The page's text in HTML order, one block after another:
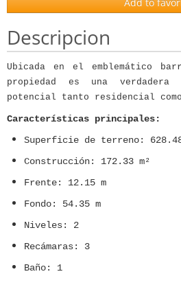
Descripcion
Ubicada en el emblemático
propiedad es una
potencial tanto residencial
Características principales:
Superficie de terreno: 628.48
Construcción: 172.33 m²
Frente: 12.15 m
Fondo: 54.35 m
Niveles: 2
Recámaras: 3
Baño: 1